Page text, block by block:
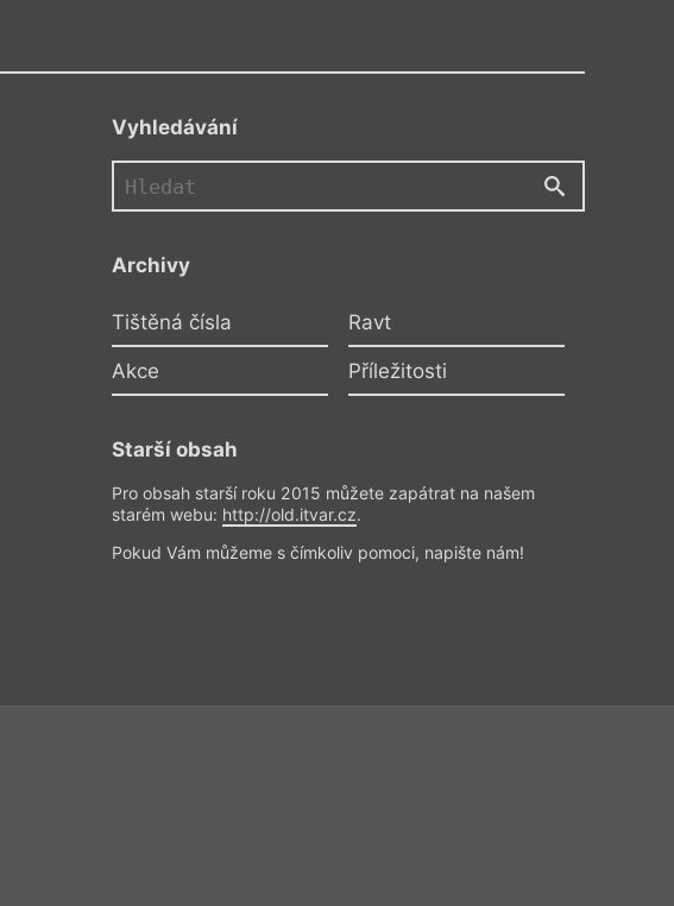
Vyhledávání
Archivy
Tištěná čísla Ravt
Akce Příležitosti
Starší obsah
Pro obsah starší roku 2015 můžete zapátrat na našem
starém webu: http://old.itvar.cz.
Pokud Vám můžeme s čímkoliv pomoci, napište nám!